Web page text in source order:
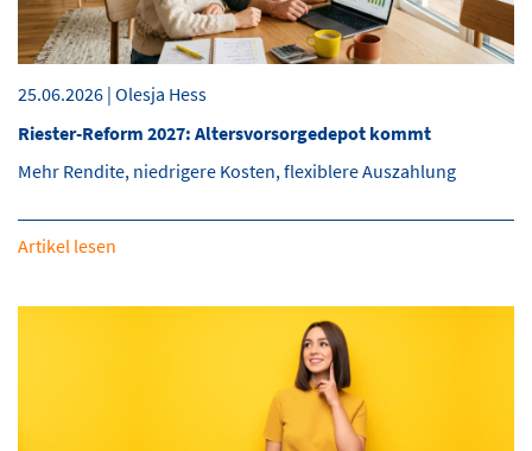
25.06.2026 | Olesja Hess
Riester-Reform 2027: Altersvorsorgedepot kommt
Mehr Rendite, niedrigere Kosten, flexiblere Auszahlung
Artikel lesen